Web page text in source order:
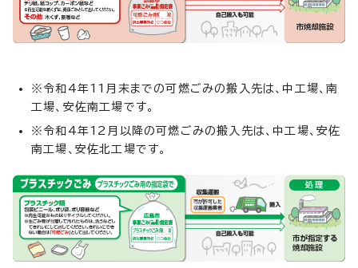
※令和4年11月末までの可燃ごみの搬入先は、中工場、南
工場、安佐南工場です。
※令和4年12月以降の可燃ごみの搬入先は、中工場、安佐
南工場、安佐北工場です。